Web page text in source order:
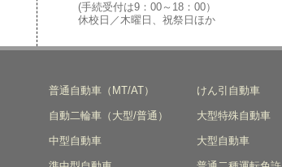
(手続受付は9：00～18：00）
休校日／木曜日、祝祭日ほか
普通自動車（MT/AT）
自動二輪車（大型/普通）
中型自動車
けん引自動車
大型特殊自動車
大型自動車